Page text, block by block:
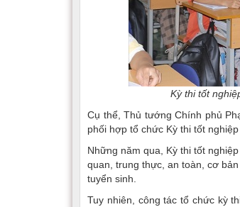
Kỳ thi tốt
Cụ thể, Thủ tướng Chính phủ
phối hợp tổ chức Kỳ thi tốt
Những năm qua, Kỳ thi tốt
quan, trung thực, an toàn, cơ
tuyển sinh.
Tuy nhiên, công tác tổ chức kỳ